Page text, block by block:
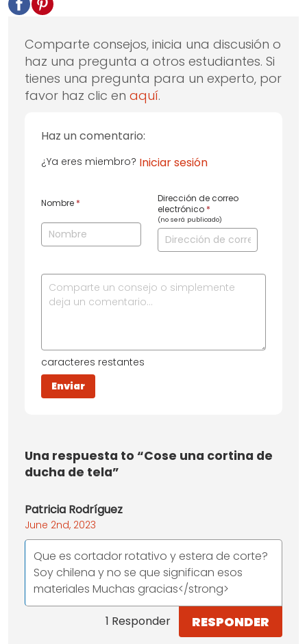
Comparte consejos, inicia una discusión o
haz una pregunta a otros estudiantes. Si
tienes una pregunta para un experto, por
favor haz clic en aquí.
Haz un comentario:
¿Ya eres miembro? Iniciar sesión
Nombre *
Dirección de correo
electrónico *
(no será publicado)
caracteres restantes
Una respuesta to “Cose una cortina de
ducha de tela”
Patricia Rodríguez
June 2nd, 2023
Que es cortador rotativo y estera de corte?
Soy chilena y no se que significan esos
materiales Muchas gracias</strong>
1 Responder RESPONDER